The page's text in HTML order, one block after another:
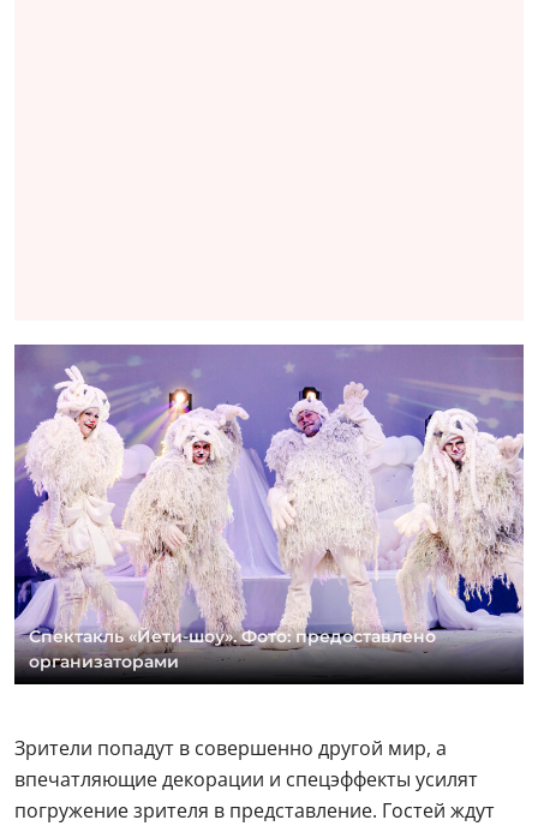
Спектакль «Йети-шоу». Фото: предоставлено
организаторами
Зрители попадут в совершенно другой мир, а
впечатляющие декорации и спецэффекты усилят
погружение зрителя в представление. Гостей ждут